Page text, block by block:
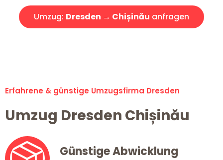
Umzug: Dresden → Chișinău anfragen
Erfahrene & günstige Umzugsfirma Dresden
Umzug Dresden Chișinău
Günstige Abwicklung